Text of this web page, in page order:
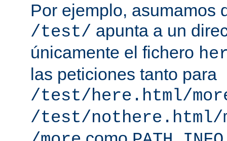
Por ejemplo, asumamos
/test/ apunta a un
únicamente el fichero
las peticiones tanto para
/test/here.html/
/test/nothere.html/